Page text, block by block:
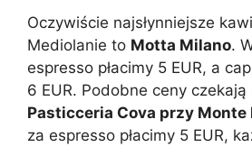
Oczywiście najsłynniejsze
Mediolanie to Motta Milano.
espresso płacimy 5 EUR, a
6 EUR. Podobne ceny
Pasticceria Cova przy Monte
za espresso płacimy 5 EUR,